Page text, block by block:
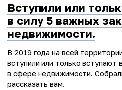
Вступили или
в силу 5 важных
недвижимости.
В 2019 года на всей
вступили или только вступают
в сфере недвижимости.
рассказать вам.